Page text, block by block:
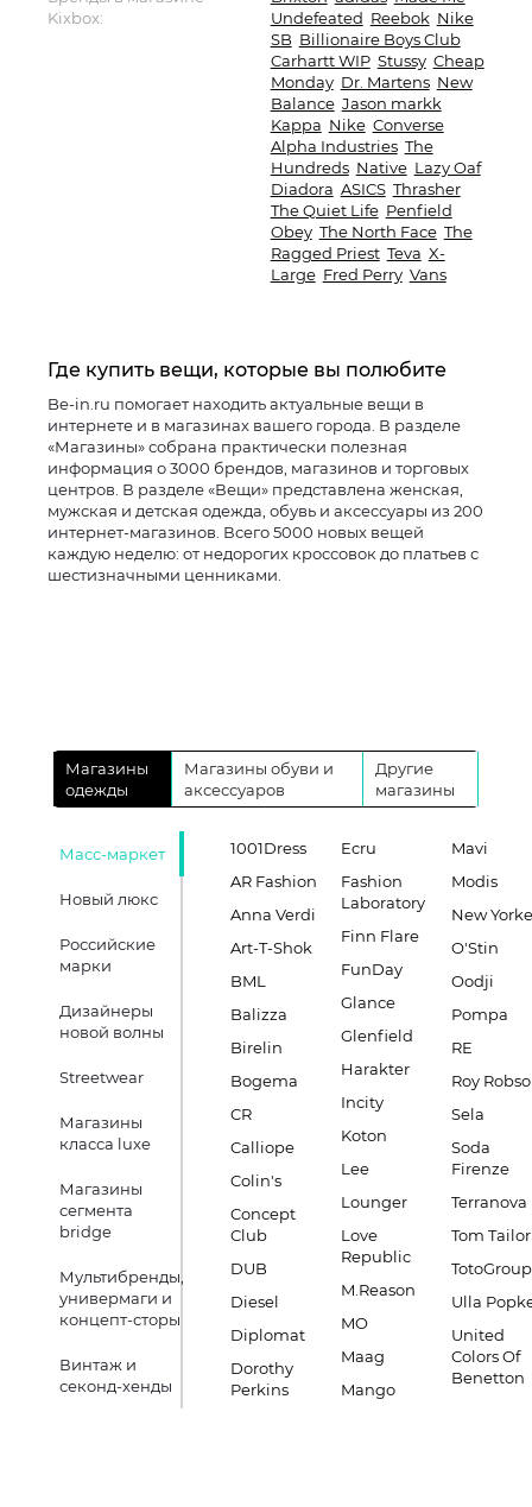
Kixbox:
Undefeated Reebok Nike
SB Billionaire Boys Club
Carhartt WIP Stussy Cheap
Monday Dr. Martens New
Balance Jason markk
Kappa Nike Converse
Alpha Industries The
Hundreds Native Lazy Oaf
Diadora ASICS Thrasher
The Quiet Life Penfield
Obey The North Face The
Ragged Priest Teva X-
Large Fred Perry Vans
Где купить вещи, которые вы полюбите
Be-in.ru помогает находить актуальные вещи в
интернете и в магазинах вашего города. В разделе
«Магазины» собрана практически полезная
информация о 3000 брендов, магазинов и торговых
центров. В разделе «Вещи» представлена женская,
мужская и детская одежда, обувь и аксессуары из 200
интернет-магазинов. Всего 5000 новых вещей
каждую неделю: от недорогих кроссовок до платьев с
шестизначными ценниками.
Магазины
одежды
Магазины обуви и
аксессуаров
Другие
магазины
Масс-маркет
Новый люкс
Российские
марки
Дизайнеры
новой волны
Streetwear
Магазины
класса luxe
Магазины
сегмента
bridge
Мультибренды,
универмаги и
концепт-сторы
Винтаж и
секонд-хенды
1001Dress
AR Fashion
Anna Verdi
Art-T-Shok
BML
Balizza
Birelin
Bogema
CR
Calliope
Colin's
Concept
Club
DUB
Diesel
Diplomat
Dorothy
Perkins
Ecru
Fashion
Laboratory
Finn Flare
FunDay
Glance
Glenfield
Harakter
Incity
Koton
Lee
Lounger
Love
Republic
M.Reason
MO
Maag
Mango
Mavi
Modis
New
O'Stin
Oodji
Pompa
RE
Roy
Sela
Soda
Firenze
Terranova
Tom Tailor
TotoGroup
Ulla
United
Colors Of
Benetton